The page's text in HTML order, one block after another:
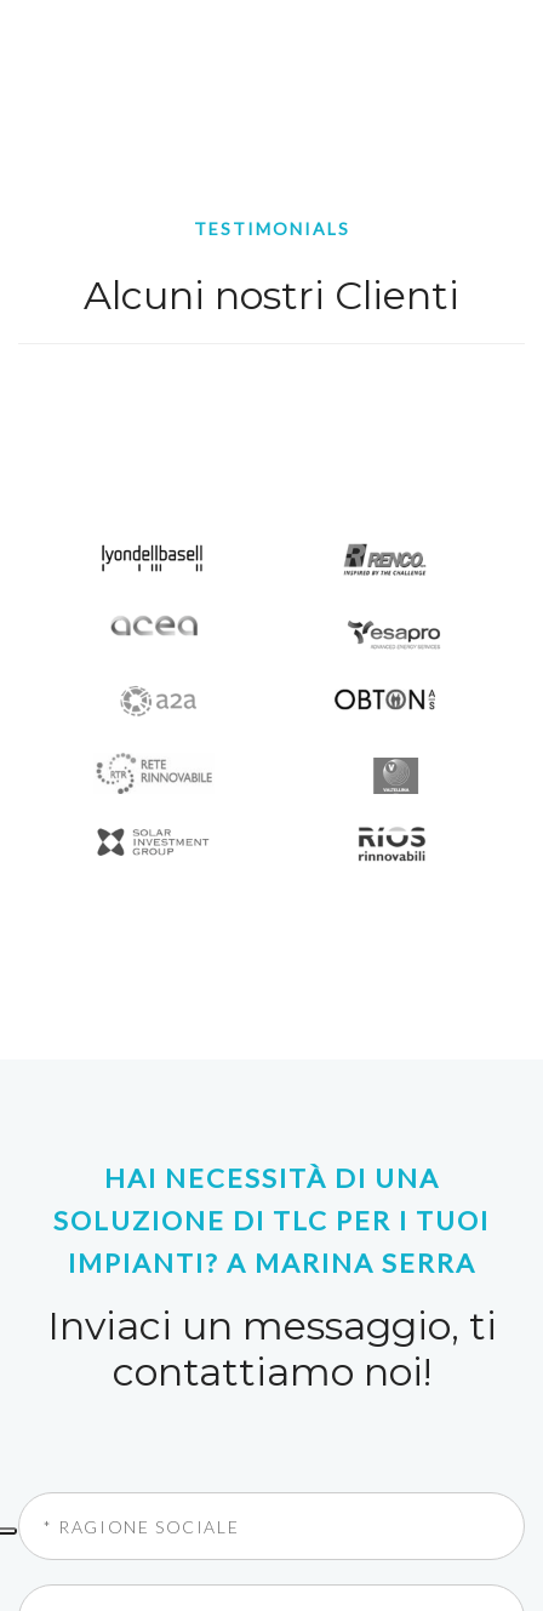
TESTIMONIALS
Alcuni nostri Clienti
HAI NECESSITÀ DI UNA
SOLUZIONE DI TLC PER I TUOI
IMPIANTI? A MARINA SERRA
Inviaci un messaggio, ti
contattiamo noi!